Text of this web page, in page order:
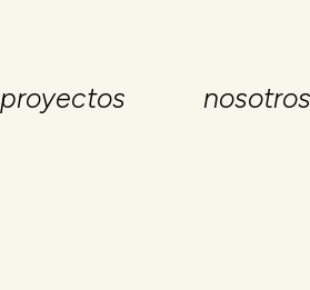
proyectos nosotros